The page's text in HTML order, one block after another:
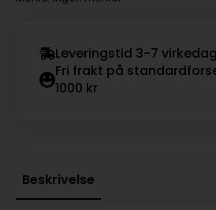
Leveringstid 3-7
Fri frakt på
1000 kr
Beskrivelse